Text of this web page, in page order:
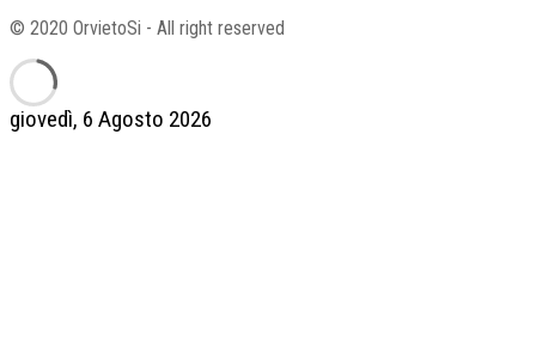
giovedì, 6 Agosto 2026
© 2020 OrvietoSi - All right reserved